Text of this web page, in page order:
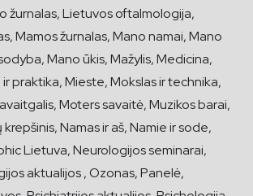
žurnalas, Lietuvos oftalmologija,
Mamos žurnalas, Mano namai, Mano
Mano ūkis, Mažylis, Medicina,
praktika, Mieste, Mokslas ir technika,
Moters savaitė, Muzikos barai,
Namas ir aš, Namie ir sode,
Lietuva, Neurologijos seminarai,
aktualijos , Ozonas, Panelė,